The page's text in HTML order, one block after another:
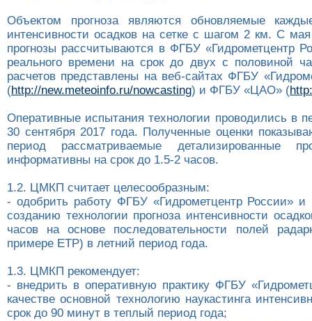
Объектом прогноза являются обновляемые
интенсивности осадков на сетке с шагом 2 км. С мая
прогнозы рассчитываются в ФГБУ «Гидрометцентр
реального времени на срок до двух с половиной
расчетов представлены на веб-сайтах ФГБУ
(http://new.meteoinfo.ru/nowcasting) и ФГБУ «ЦАО» (
Оперативные испытания технологии проводились в
30 сентября 2017 года. Полученные оценки
период рассматриваемые детализированные
информативны на срок до 1.5-2 часов.
1.2. ЦМКП считает целесообразным:
- одобрить работу ФГБУ «Гидрометцентр России»
созданию технологии прогноза интенсивности
часов на основе последовательности полей
примере ЕТР) в летний период года.
1.3. ЦМКП рекомендует:
- внедрить в оперативную практику ФГБУ
качестве основной технологию наукастинга
срок до 90 минут в теплый период года;